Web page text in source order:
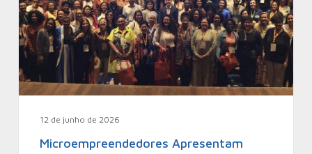
12 de junho de 2026
Microempreendedores Apresentam